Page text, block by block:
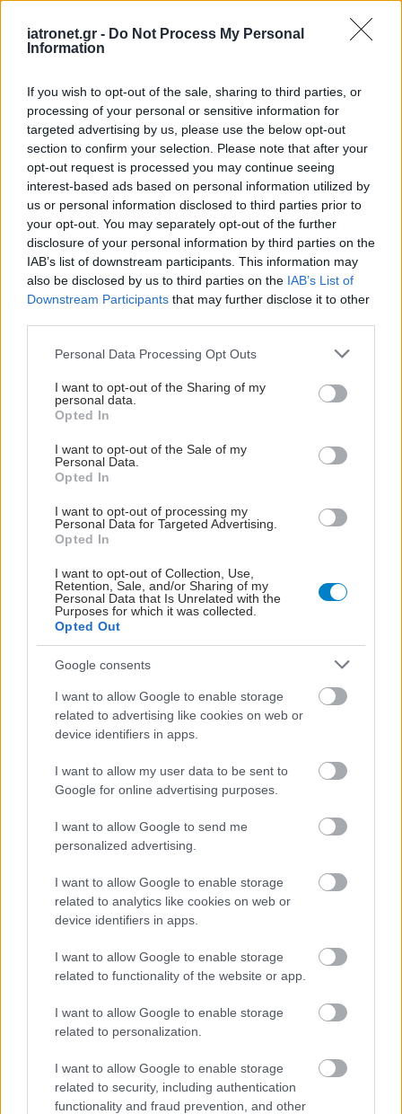
iatronet.gr - Do Not Process My Personal
Information
If you wish to opt-out of the sale, sharing to third parties, or
processing of your personal or sensitive information for
targeted advertising by us, please use the below opt-out
section to confirm your selection. Please note that after your
opt-out request is processed you may continue seeing
interest-based ads based on personal information utilized by
us or personal information disclosed to third parties prior to
your opt-out. You may separately opt-out of the further
disclosure of your personal information by third parties on the
IAB’s list of downstream participants. This information may
also be disclosed by us to third parties on the IAB’s List of
Downstream Participants that may further disclose it to other
Please note that this website/app uses one or more Google
not limited to your visit or usage behaviour. You may click to
grant or deny consent to Google and its third-party tags to
use your data for below specified purposes in below Google
consent section.
Personal Data Processing Opt Outs
I want to opt-out of the Sharing of my
personal data.
Opted In
I want to opt-out of the Sale of my
Personal Data.
Opted In
I want to opt-out of processing my
Personal Data for Targeted Advertising.
Opted In
I want to opt-out of Collection, Use,
Retention, Sale, and/or Sharing of my
Personal Data that Is Unrelated with the
Purposes for which it was collected.
Opted Out
Google consents
I want to allow Google to enable storage
related to advertising like cookies on web or
device identifiers in apps.
I want to allow my user data to be sent to
Google for online advertising purposes.
I want to allow Google to send me
personalized advertising.
I want to allow Google to enable storage
related to analytics like cookies on web or
device identifiers in apps.
I want to allow Google to enable storage
related to functionality of the website or app.
I want to allow Google to enable storage
related to personalization.
I want to allow Google to enable storage
related to security, including authentication
functionality and fraud prevention, and other
ΜΠΕΙΤΕ ΣΤΗ ΣΥΖΗΤΗΣΗ
Loading...